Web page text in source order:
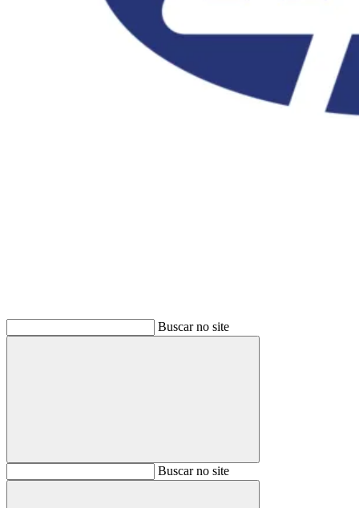
Buscar no site
BuscarBuscar no site